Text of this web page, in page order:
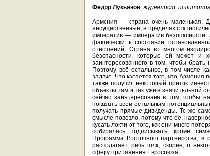
Фёдор Лукьянов,журналист,
Армения — страна очень маленькая.
несущественные, в пределах
императив — императив
фактически в состоянии
отношений. Страна во многом
безопасности, которые ей может и
заинтересованного в том, чтобы брать
Поэтому всё остальное, в том числе
задаче. Что касается того, что
также получит некоторый приток
объекты там и так уже в значительной
сейчас заинтересована в том, чтобы
показать всем остальным
получать прямые дивиденды. То же
смысле повезло, потому что её,
кусать локти от того, как они много
собиралась подписывать, кроме
Программа Восточного партнёрства,
располагает, речь шла, скорее, о
сферу притяжения Евросоюза.